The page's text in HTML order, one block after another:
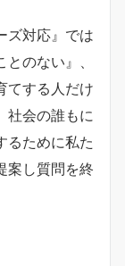
ズ対応』では
のない』、
てする人だけ
社会の誰もに
るために私た
案し質問を終